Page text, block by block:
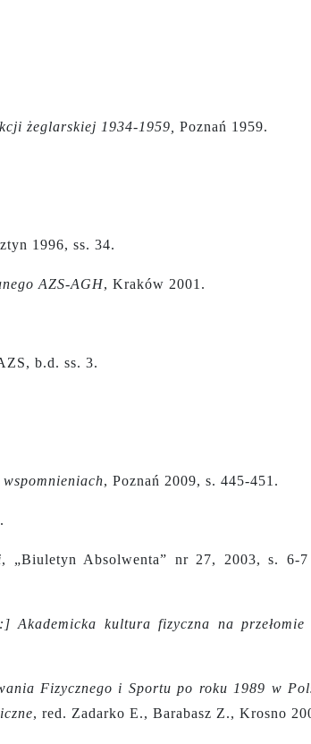
żeglarskiej 1934-1959, Poznań 1959.
1996, ss. 34.
AZS-AGH, Kraków 2001.
b.d. ss. 3.
, Poznań 2009, s. 445-451.
, „Biuletyn Absolwenta” nr 27,
2003, s. 6-
Akademicka kultura fizyczna na
Fizycznego i Sportu po roku 1989 w
, red. Zadarko E., Barabasz Z., Krosno